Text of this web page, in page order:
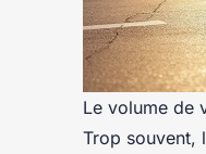
Le volume de
Trop souvent,